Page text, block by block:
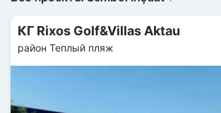
КГ Rixos Golf&Villas Aktau
район Теплый пляж